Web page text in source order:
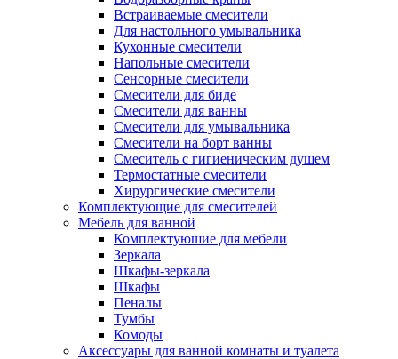
Встраиваемые смесители
Для настольного умывальника
Кухонные смесители
Напольные смесители
Сенсорные смесители
Смесители для биде
Смесители для ванны
Смесители для умывальника
Смесители на борт ванны
Смеситель с гигиеническим душем
Термостатные смесители
Хирургические смесители
Комплектующие для смесителей
Мебель для ванной
Комплектуюшие для мебели
Зеркала
Шкафы-зеркала
Шкафы
Пеналы
Тумбы
Комоды
Аксессуары для ванной комнаты и туалета